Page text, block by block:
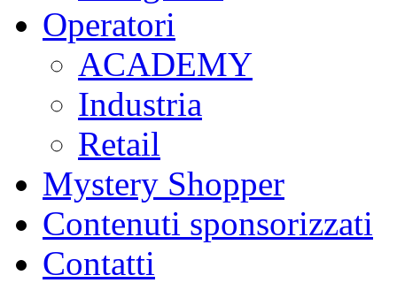
Operatori
ACADEMY
Industria
Retail
Mystery Shopper
Contenuti sponsorizzati
Contatti